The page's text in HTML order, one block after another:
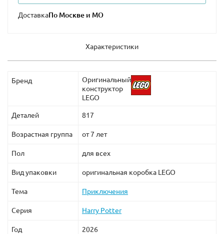
Доставка
Характеристики
Бренд
Оригинальный
конструктор
LEGO
Деталей 817
Возрастная группа от 7 лет
Пол для всех
Вид упаковки оригинальная коробка LEGO
Тема Приключения
Серия Harry Potter
Год 2026